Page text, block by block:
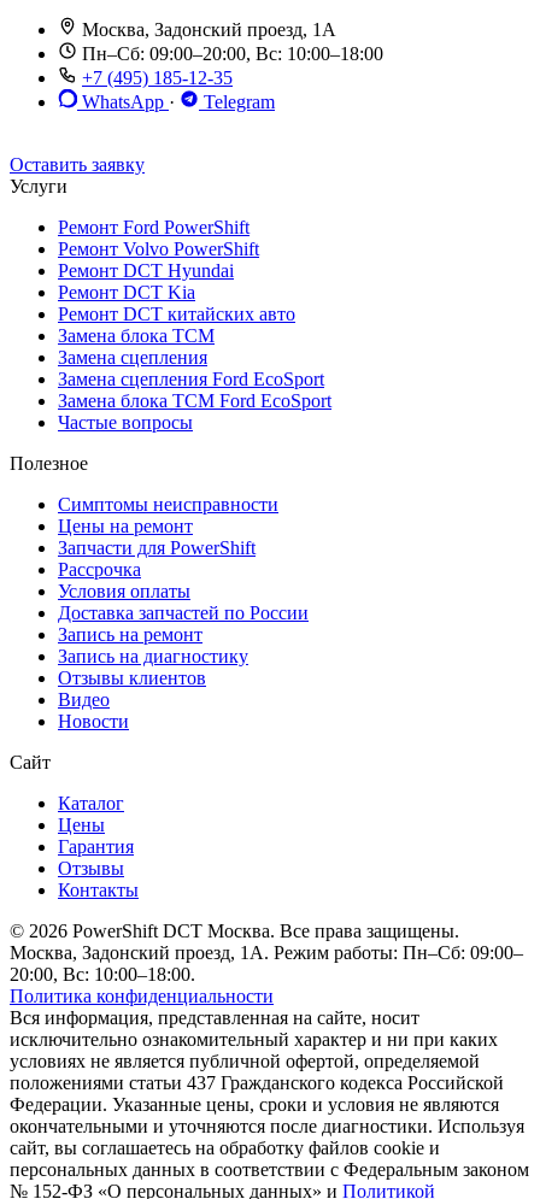
Москва, Задонский проезд, 1А
Пн–Сб: 09:00–20:00, Вс: 10:00–18:00
+7 (495) 185-12-35
WhatsApp ·
Telegram
Оставить заявку
Услуги
Ремонт Ford PowerShift
Ремонт Volvo PowerShift
Ремонт DCT Hyundai
Ремонт DCT Kia
Ремонт DCT китайских авто
Замена блока TCM
Замена сцепления
Замена сцепления Ford EcoSport
Замена блока TCM Ford EcoSport
Частые вопросы
Полезное
Симптомы неисправности
Цены на ремонт
Запчасти для PowerShift
Рассрочка
Условия оплаты
Доставка запчастей по России
Запись на ремонт
Запись на диагностику
Отзывы клиентов
Видео
Новости
Сайт
Каталог
Цены
Гарантия
Отзывы
Контакты
© 2026 PowerShift DCT Москва. Все права защищены.
Москва, Задонский проезд, 1А. Режим работы: Пн–Сб: 09:00–
20:00, Вс: 10:00–18:00.
Политика конфиденциальности
Вся информация, представленная на сайте, носит
исключительно ознакомительный характер и ни при каких
условиях не является публичной офертой, определяемой
положениями статьи 437 Гражданского кодекса Российской
Федерации. Указанные цены, сроки и условия не являются
окончательными и уточняются после диагностики. Используя
сайт, вы соглашаетесь на обработку файлов cookie и
персональных данных в соответствии с Федеральным законом
№ 152-ФЗ «О персональных данных» и Политикой